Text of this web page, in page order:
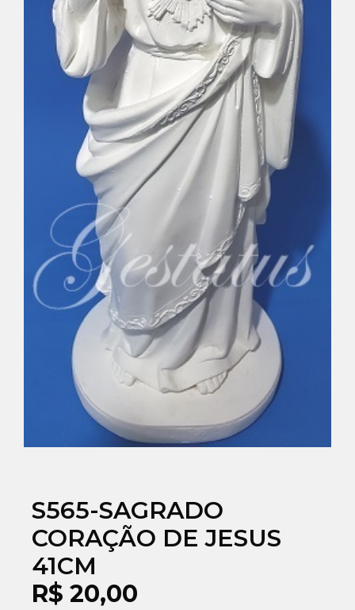
S565-SAGRADO
CORAÇÃO DE JESUS
41CM
R$ 20,00